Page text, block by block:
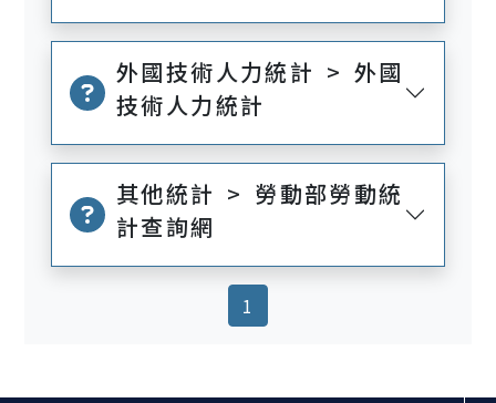
外國技術人力統計 > 外國
技術人力統計
其他統計 > 勞動部勞動統
計查詢網
1